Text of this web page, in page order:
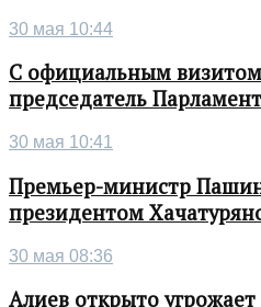
30 мая 10:44
С официальным
председатель
30 мая 10:41
Премьер-министр
президентом
30 мая 08:36
Алиев открыто